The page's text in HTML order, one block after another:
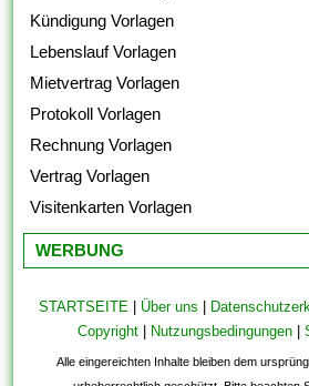
Kündigung Vorlagen
Lebenslauf Vorlagen
Mietvertrag Vorlagen
Protokoll Vorlagen
Rechnung Vorlagen
Vertrag Vorlagen
Visitenkarten Vorlagen
WERBUNG
STARTSEITE | Über uns |
Copyright| Nutzungsbedingungen|
Alle eingereichten Inhalte bleiben dem